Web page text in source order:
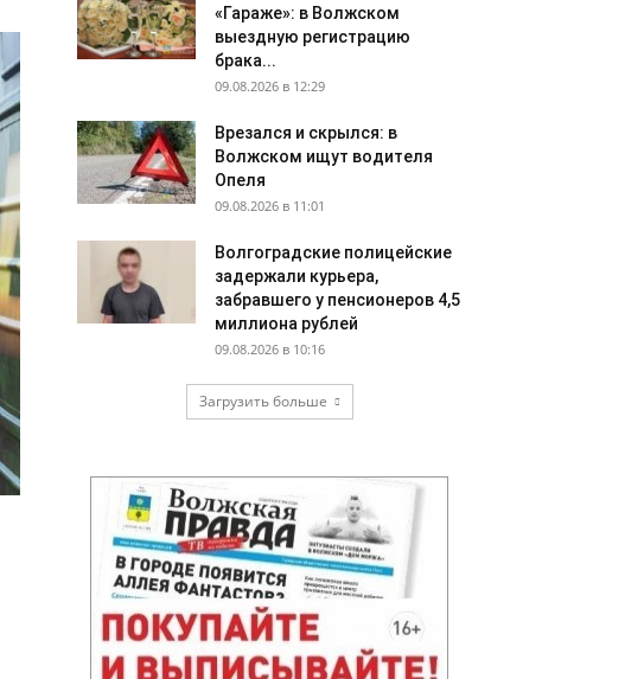
«Гараже»: в Волжском
выездную регистрацию
брака...
09.08.2026 в 12:29
Врезался и скрылся: в
Волжском ищут водителя
Опеля
09.08.2026 в 11:01
Волгоградские полицейские
задержали курьера,
забравшего у пенсионеров 4,5
миллиона рублей
09.08.2026 в 10:16
Загрузить больше